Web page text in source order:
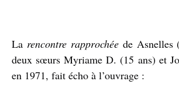
La rencontre rapprochéede Asnelles
deux sœurs Myriame D. (15 ans) et
en 1971, fait écho à l’ouvrage :